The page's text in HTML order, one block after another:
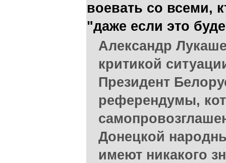
воевать со всеми,
"даже если это
Александр
критикой
Президент
референдумы,
Донецкой
имеют никакого